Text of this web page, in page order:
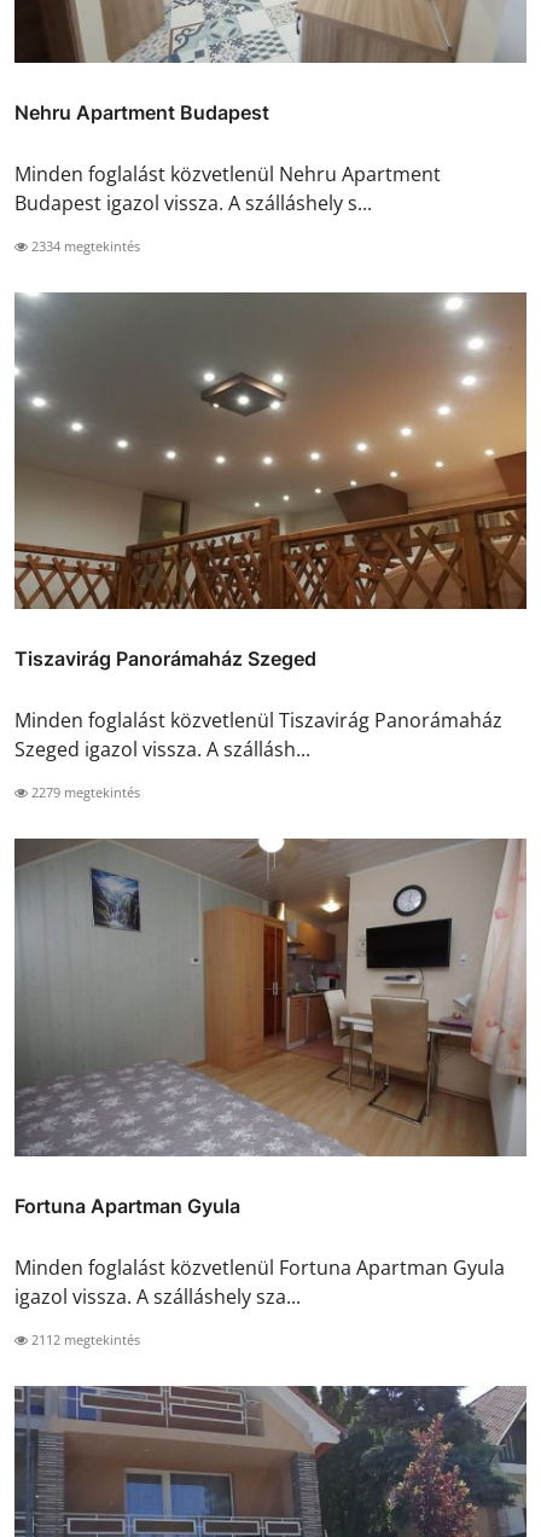
Nehru Apartment Budapest
Minden foglalást közvetlenül Nehru Apartment
Budapest igazol vissza. A szálláshely s...
2334 megtekintés
Tiszavirág Panorámaház Szeged
Minden foglalást közvetlenül Tiszavirág Panorámaház
Szeged igazol vissza. A szállásh...
2279 megtekintés
Fortuna Apartman Gyula
Minden foglalást közvetlenül Fortuna Apartman Gyula
igazol vissza. A szálláshely sza...
2112 megtekintés